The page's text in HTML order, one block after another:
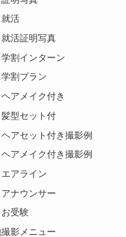
証明写真 撮影 一覧
証明写真
就活
就活証明写真
学割インターン
学割プラン
ヘアメイク付き